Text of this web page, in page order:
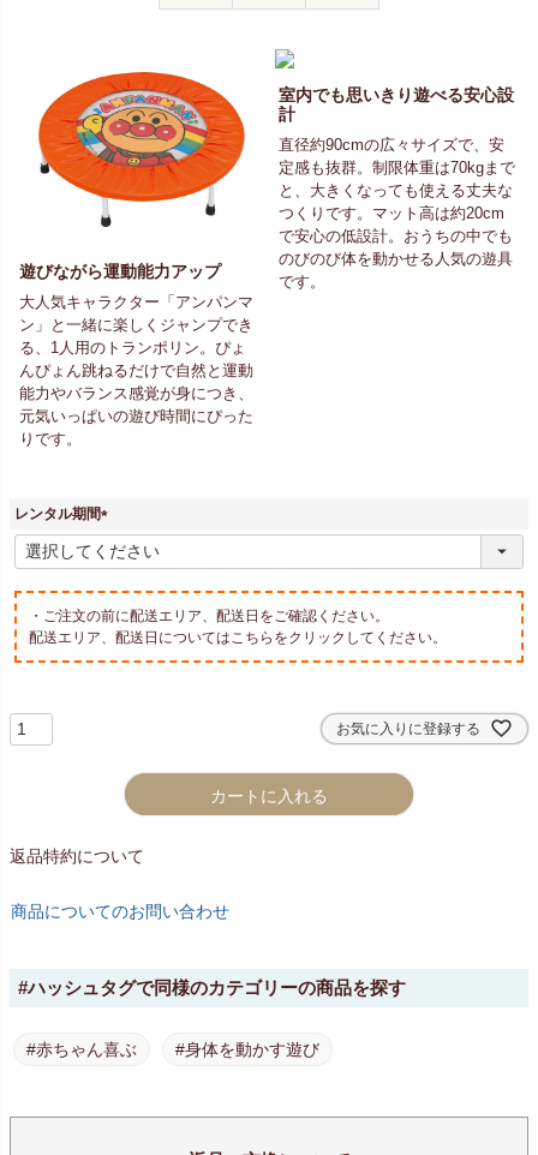
遊びながら運動能力アップ
大人気キャラクター「アンパンマ
ン」と一緒に楽しくジャンプでき
る、1人用のトランポリン。ぴょ
んぴょん跳ねるだけで自然と運動
能力やバランス感覚が身につき、
元気いっぱいの遊び時間にぴった
りです。
室内でも思いきり遊べる安心設
計
直径約90cmの広々サイズで、安
定感も抜群。制限体重は70kgまで
と、大きくなっても使える丈夫な
つくりです。マット高は約20cm
で安心の低設計。おうちの中でも
のびのび体を動かせる人気の遊具
です。
レンタル期間
(
必
)
・ご注文の前に配送エリア、配送日をご確認ください。
配送エリア、配送日についてはこちらをクリックしてください。
お気に入りに登録する
カートに入れる
返品特約について
商品についてのお問い合わせ
#ハッシュタグで同様のカテゴリーの商品を探す
#赤ちゃん喜ぶ #身体を動かす遊び